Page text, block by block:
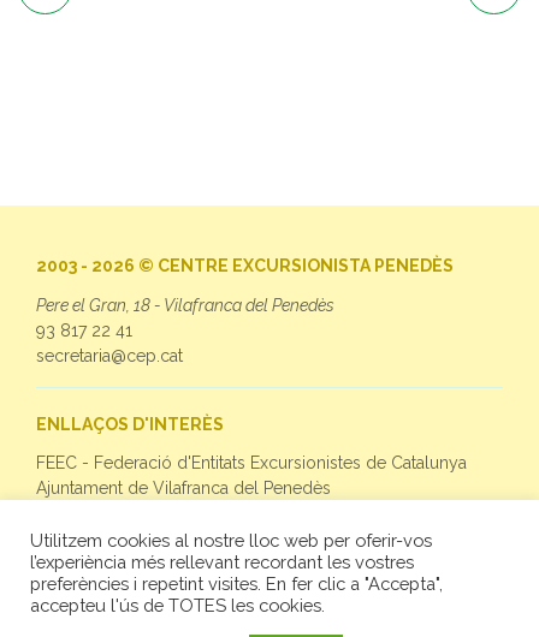
2003 - 2026 © CENTRE EXCURSIONISTA PENEDÈS
Pere el Gran, 18 - Vilafranca del Penedès
93 817 22 41
secretaria@cep.cat
ENLLAÇOS D'INTERÈS
FEEC - Federació d'Entitats Excursionistes de Catalunya
Ajuntament de Vilafranca del Penedès
SEGUEIX-NOS
Facebook
Twitter
Utilitzem cookies al nostre lloc web per oferir-vos
l’experiència més rellevant recordant les vostres
preferències i repetint visites. En fer clic a "Accepta",
accepteu l'ús de TOTES les cookies.